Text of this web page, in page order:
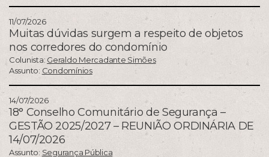
11/07/2026
Muitas dúvidas surgem a respeito de objetos
nos corredores do condomínio
Colunista: Geraldo Mercadante Simões
Assunto: Condomínios
14/07/2026
18° Conselho Comunitário de Segurança –
GESTÃO 2025/2027 – REUNIÃO ORDINÁRIA DE
14/07/2026
Assunto: Segurança Pública